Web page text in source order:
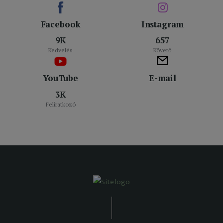
Facebook
9K
Kedvelés
Instagram
657
Követő
YouTube
3K
Feliratkozó
E-mail